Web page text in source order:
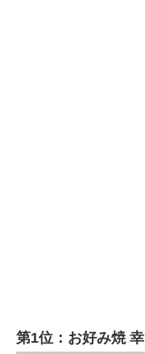
第1位：お好み焼